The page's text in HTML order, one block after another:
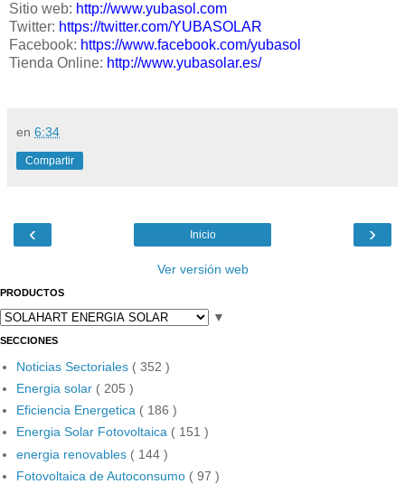
Sitio web: http://www.yubasol.com
Twitter: https://twitter.com/YUBASOLAR
Facebook: https://www.facebook.com/yubasol
Tienda Online: http://www.yubasolar.es/
en 6:34
Compartir
‹ ›
Inicio
Ver versión web
PRODUCTOS
▼
SECCIONES
Noticias Sectoriales ( 352 )
Energia solar ( 205 )
Eficiencia Energetica ( 186 )
Energia Solar Fotovoltaica ( 151 )
energia renovables ( 144 )
Fotovoltaica de Autoconsumo ( 97 )